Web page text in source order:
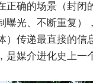
正确的场景（封闭
曝光、不断重复）
）传递最直接的信
是媒介进化史上一